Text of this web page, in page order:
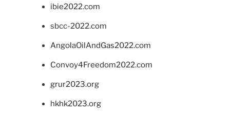
ibie2022.com
sbcc-2022.com
AngolaOilAndGas2022.com
Convoy4Freedom2022.com
grur2023.org
hkhk2023.org